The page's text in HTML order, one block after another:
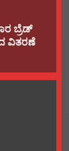
ಬ್ರೆಡ್
ವಿತರಣೆ